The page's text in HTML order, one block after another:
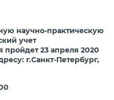
научно-практическую
учет
пройдет 23 апреля 2020
г.Санкт-Петербург,